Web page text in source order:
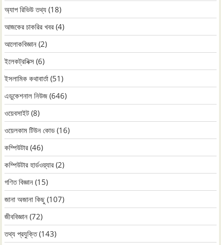
অ্যাপ রিভিউ তথ্য (18)
আজকের চাকরির খবর (4)
আলোকবিজ্ঞান (2)
ইলেকট্রনিক্স (6)
ইসলামিক কথাবার্তা (51)
এডুকেশনাল নিউজ (646)
ওয়েবসাইট (8)
ওয়েলকাম টিউন কোড (16)
কম্পিউটার (46)
কম্পিউটার হার্ডওয়্যার (2)
গণিত বিজ্ঞান (15)
জানা অজানা কিছু (107)
জীববিজ্ঞান (72)
তথ্য প্রযুক্তি(143)